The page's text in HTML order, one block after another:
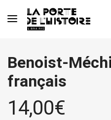
Benoist-
français
14,00€